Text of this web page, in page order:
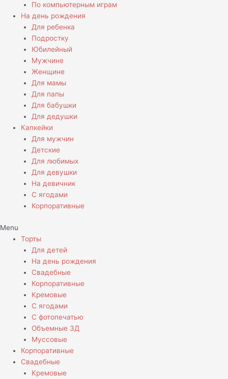
По компьютерным играм
На день рождения
Для ребенка
Подростку
Юбилейный
Мужчине
Женщине
Для мамы
Для папы
Для бабушки
Для дедушки
Капкейки
Для мужчин
Детские
Для любимых
Для девушки
На девичник
С ягодами
Корпоративные
Menu
Торты
Для детей
На день рождения
Свадебные
Корпоративные
Кремовые
С ягодами
С фотопечатью
Объемные 3Д
Муссовые
Корпоративные
Свадебные
Кремовые